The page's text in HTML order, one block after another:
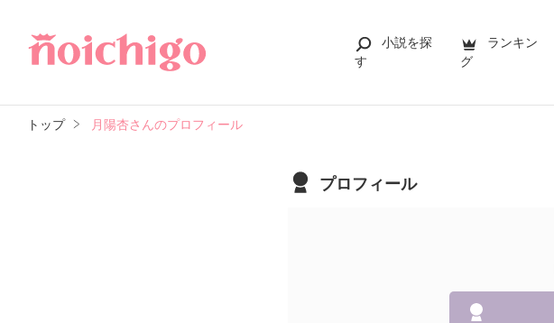
小説を探
す
ランキン
グ
トップ 月陽杏さんのプロフィール
プロフィール